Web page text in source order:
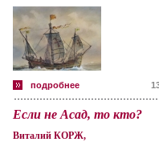
подробнее
Если не Асад, то кто?
Виталий КОРЖ,